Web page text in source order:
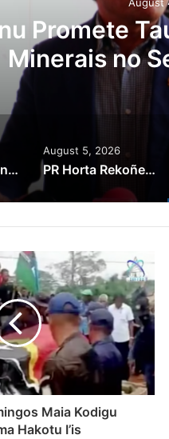
Promete
Minerais no
Kazu Transferénsia Osan Millaun 42 Husi Singapura, Advogadu Sei Halo Rekursu
August 5, 2026
PR Horta Rekoñese Timoroan Sira Iha Diáspora Nia Kontribuisaun
Maia Kodigu
Hakotu I’is